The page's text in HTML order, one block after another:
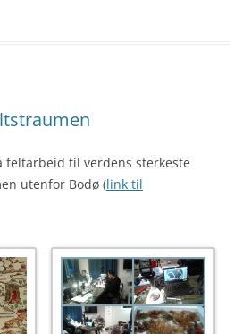
feltarbeid til verdens sterkeste
utenfor Bodø (link til